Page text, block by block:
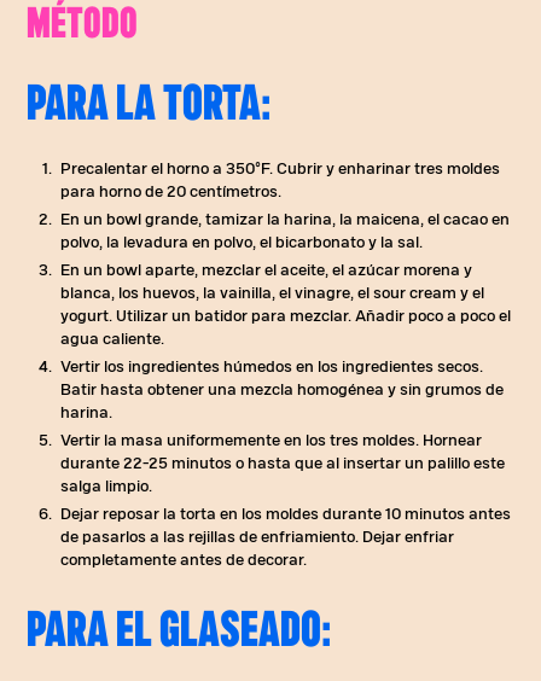
MÉTODO
PARA LA TORTA:
Precalentar el horno a 350°F. Cubrir y enharinar tres moldes
para horno de 20 centímetros.
En un bowl grande, tamizar la harina, la maicena, el cacao en
polvo, la levadura en polvo, el bicarbonato y la sal.
En un bowl aparte, mezclar el aceite, el azúcar morena y
blanca, los huevos, la vainilla, el vinagre, el sour cream y el
yogurt. Utilizar un batidor para mezclar. Añadir poco a poco el
agua caliente.
Vertir los ingredientes húmedos en los ingredientes secos.
Batir hasta obtener una mezcla homogénea y sin grumos de
harina.
Vertir la masa uniformemente en los tres moldes. Hornear
durante 22-25 minutos o hasta que al insertar un palillo este
salga limpio.
Dejar reposar la torta en los moldes durante 10 minutos antes
de pasarlos a las rejillas de enfriamiento. Dejar enfriar
completamente antes de decorar.
PARA EL GLASEADO: